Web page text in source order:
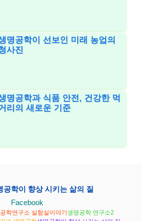
명공학이 선보인 미래 농업의
사진
명공학과 식품 안전, 건강한 먹
리의 새로운 기준
공학이 향상 시키는 삶의 질
Facebook
학연구소 실험실이야기 생명공학 연구소2